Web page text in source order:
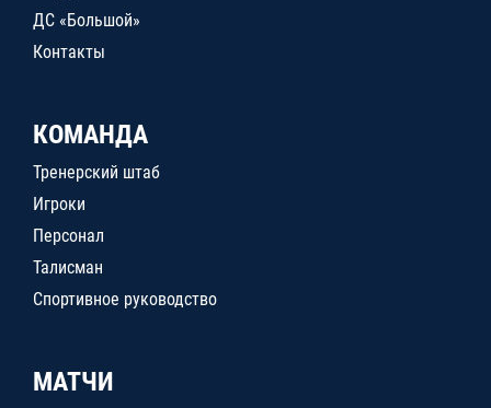
ДС «Большой»
Контакты
КОМАНДА
Тренерский штаб
Игроки
Персонал
Талисман
Спортивное руководство
МАТЧИ